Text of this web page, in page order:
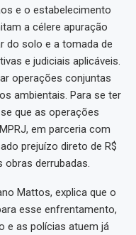
e o estabelecimento
a célere apuração
do solo e a tomada de
e judiciais aplicáveis.
operações conjuntas
ambientais. Para se ter
que as operações
em parceria com
prejuízo direto de R$
obras derrubadas.
Mattos, explica que o
esse enfrentamento,
e as polícias atuem já